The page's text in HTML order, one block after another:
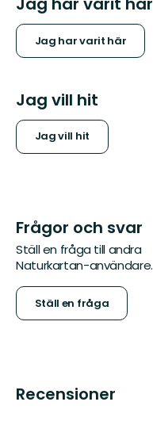
Jag har varit här
Jag vill hit
Jag vill hit
Frågor och svar
Ställ en fråga till andra
Naturkartan-användare.
Ställ en fråga
Recensioner